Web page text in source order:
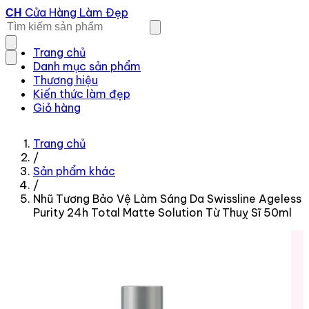
CH Cửa Hàng Làm Đẹp
Trang chủ
Danh mục sản phẩm
Thương hiệu
Kiến thức làm đẹp
Giỏ hàng
Trang chủ
/
Sản phẩm khác
/
Nhũ Tương Bảo Vệ Làm Sáng Da Swissline Ageless
Purity 24h Total Matte Solution Từ Thuỵ Sĩ 50ml